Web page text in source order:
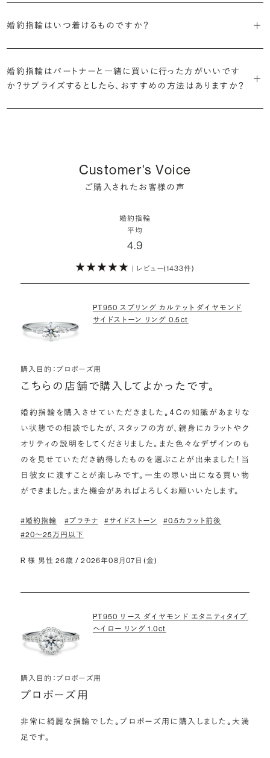
定機関が発行する信頼性の高い鑑定書が付属いたします。
一般的に利用頻度が高い、リングのサイズ直しや表面の仕上げ直しな
どのメンテナンスについては全て永久「無料」保証。その他、万が一に
備えたアフターサービスも永久保証で対応しております。
婚約指輪用のすべてのダイヤモンドに、国内外の信頼性の高い鑑定
す。輝きの違いをお楽しみください。
プラチナの婚約指輪
イエローゴールドの婚約指輪
ピンクゴールドの婚約指輪
も可能です。
詳しくはこちら
人は67.1%。そのうち婚約指輪を贈られた人は67.9%と、全体の約5
婚約指輪は結婚するために必須のものではありませんが、中には「昔
から憧れがあったがパートナーに遠慮して欲しいと言い出せなかっ
検討していただければと思います。
※データ出典：結婚マーケット調査2025
婚約指輪はいつ着けるものですか？
ん。
婚約指輪はパートナーと一緒に買いに行った方がいいです
か？サプライズするとしたら、おすすめの方法はありますか？
しかし、サプライズで贈り贈られるのも、やはり素敵な経験。ブリリアン
ぜひお二人らしいスタイルを見つけてみてください。
Customer's Voice
ご購入されたお客様の声
婚約指輪
平均
4.9
| レビュー(1433件)
PT950 スプリング カルテット ダイヤモンド
サイドストーン リング 0.5ct
購入目的：プロポーズ用
こちらの店舗で購入してよかったです。
婚約指輪を購入させていただきました。４Cの知識があまりな
い状態での相談でしたが、スタッフの方が、親身にカラットやク
オリティの説明をしてくださりました。また色々なデザインのも
のを見せていただき納得したものを選ぶことが出来ました！当
日彼女に渡すことが楽しみです。一生の思い出になる買い物
ができました。また機会があればよろしくお願いいたします。
#婚約指輪 #プラチナ #サイドストーン
#0.5カラット前後
#20〜25万円以下
R 様 男性 26歳 / 2026年08月07日(金)
PT950 リース ダイヤモンド エタニティタイプ
ヘイロー リング 1.0ct
購入目的：プロポーズ用
プロポーズ用
非常に綺麗な指輪でした。プロポーズ用に購入しました。大満
足です。